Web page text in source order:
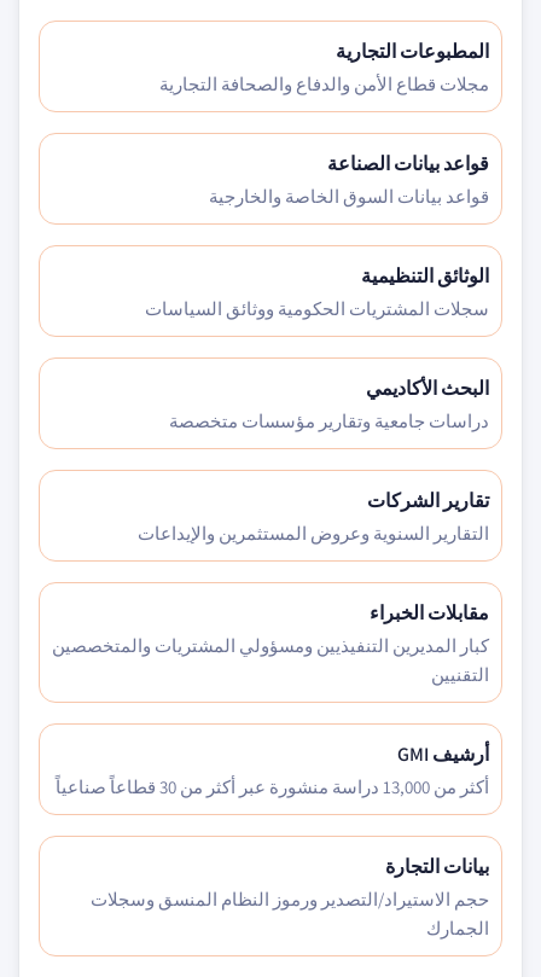
المطبوعات التجارية
مجلات قطاع الأمن والدفاع والصحافة التجارية
قواعد بيانات الصناعة
قواعد بيانات السوق الخاصة والخارجية
الوثائق التنظيمية
سجلات المشتريات الحكومية ووثائق السياسات
البحث الأكاديمي
دراسات جامعية وتقارير مؤسسات متخصصة
تقارير الشركات
التقارير السنوية وعروض المستثمرين والإيداعات
مقابلات الخبراء
كبار المديرين التنفيذيين ومسؤولي المشتريات والمتخصصين
التقنيين
أرشيف GMI
أكثر من 13,000 دراسة منشورة عبر أكثر من 30 قطاعاً صناعياً
بيانات التجارة
حجم الاستيراد/التصدير ورموز النظام المنسق وسجلات
الجمارك